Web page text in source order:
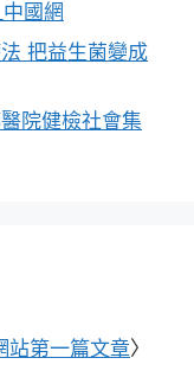
國網
把益生菌變成
院健檢社會集
站第一篇文章〉